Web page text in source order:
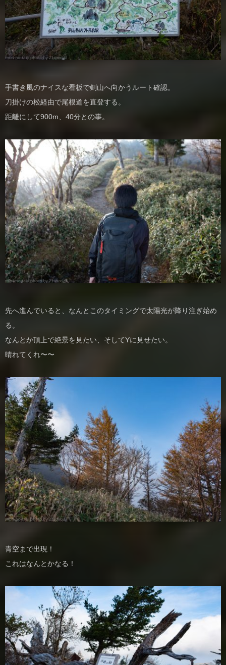
手書き風のナイスな看板で剣山へ向かうルート確認。
刀掛けの松経由で尾根道を直登する。
距離にして900m、40分との事。
先へ進んでいると、なんとこのタイミングで太陽光が降り注ぎ始め
る。
なんとか頂上で絶景を見たい、そしてYに見せたい。
晴れてくれ〜〜
青空まで出現！
これはなんとかなる！